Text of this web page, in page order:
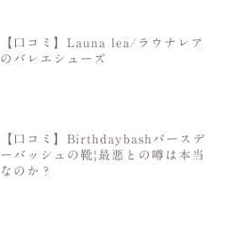
【口コミ】Launa lea/ラウナレア
のバレエシューズ
【口コミ】Birthdaybashバースデ
ーバッシュの靴|最悪との噂は本当
なのか？